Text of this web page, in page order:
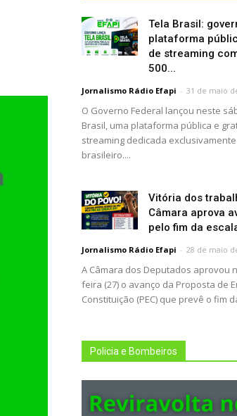
Tela Brasil:
plataforma
de streaming
500...
Jornalismo Rádio Efapi - 31 de maio
O Governo Federal lançou neste
Brasil, uma plataforma pública e
streaming dedicada
brasileiro....
Vitória dos
Câmara aprova
pelo fim da
Jornalismo Rádio Efapi - 28 de maio
A Câmara dos Deputados aprovou
feira (27) o avanço da Proposta de
Constituição (PEC) que prevê o fim
Policia e Bombeiros